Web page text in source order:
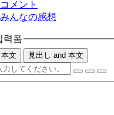
コメント
みんなの感想
력폼
見出し or 本文 見出し and 本文